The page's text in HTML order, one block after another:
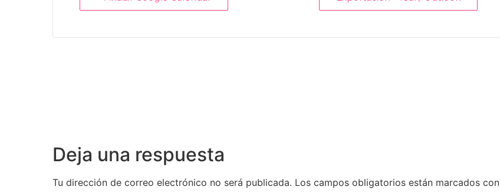
Deja una respuesta
Tu dirección de correo electrónico no será publicada. Los campos obligatorios están marcados con